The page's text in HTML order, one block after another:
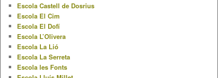
Escola Castell de Dosrius
Escola El Cim
Escola El Dofí
Escola L’Olivera
Escola La Lió
Escola La Serreta
Escola les Fonts